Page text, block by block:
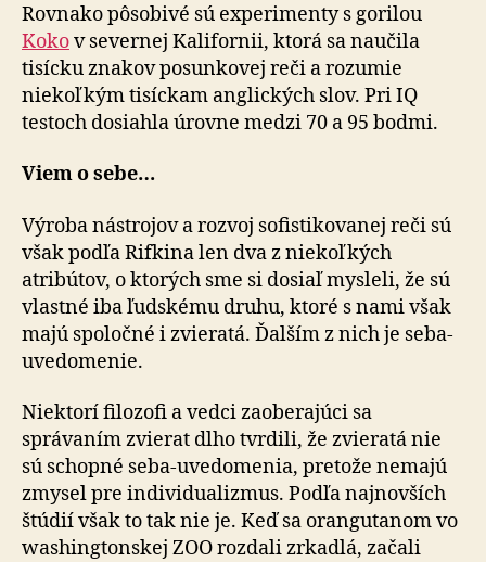
Rovnako pôsobivé sú experimenty s gorilou
Kokov severnej Kalifornii, ktorá sa naučila
tisícku znakov posunkovej reči a rozumie
niekoľkým tisíckam anglických slov. Pri IQ
testoch dosiahla úrovne medzi 70 a 95 bodmi.
Viem o sebe…
Výroba nástrojov a rozvoj sofistikovanej reči sú
však podľa Rifkina len dva z niekoľkých
atribútov, o ktorých sme si dosiaľ mysleli, že sú
vlastné iba ľudskému druhu, ktoré s nami však
majú spoločné i zvieratá. Ďalším z nich je seba-
uvedomenie.
Niektorí filozofi a vedci zaoberajúci sa
správaním zvierat dlho tvrdili, že zvieratá nie
sú schopné seba-uvedomenia, pretože nemajú
zmysel pre individualizmus. Podľa najnovších
štúdií však to tak nie je. Keď sa orangutanom vo
washingtonskej ZOO rozdali zrkadlá, začali